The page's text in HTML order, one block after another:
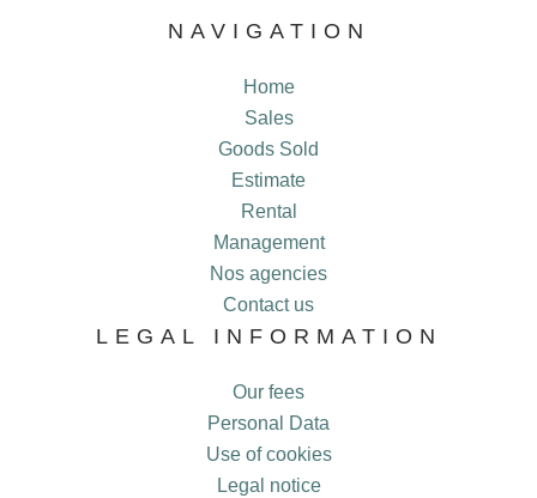
NAVIGATION
Home
Sales
Goods Sold
Estimate
Rental
Management
Nos agencies
Contact us
LEGAL INFORMATION
Our fees
Personal Data
Use of cookies
Legal notice